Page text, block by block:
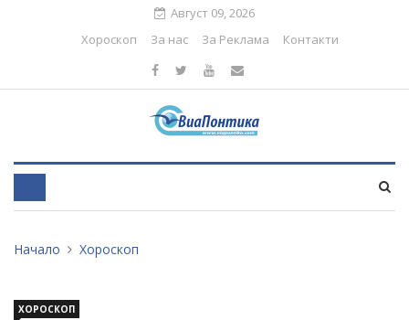
Август 09, 2026
Хороскоп
За нас За Реклама Контакти
Начало Хороскоп
ХОРОСКОП